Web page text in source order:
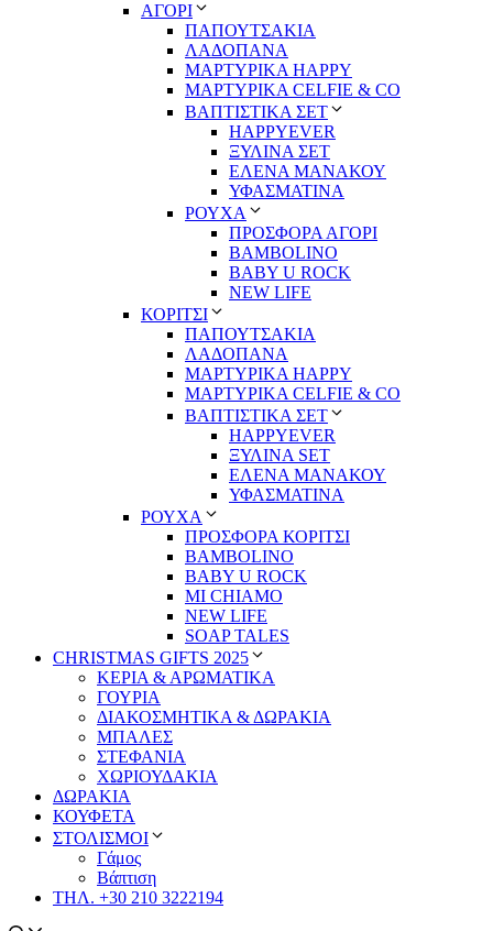
ΑΓΟΡΙ
ΠΑΠΟΥΤΣΑΚΙΑ
ΛΑΔΟΠΑΝΑ
ΜΑΡΤΥΡΙΚΑ HAPPY
ΜΑΡΤΥΡΙΚΑ CELFIE & CO
ΒΑΠΤΙΣΤΙΚΑ ΣΕΤ
HAPPYEVER
ΞΥΛΙΝΑ ΣΕΤ
ΕΛΕΝΑ ΜΑΝΑΚΟΥ
ΥΦΑΣΜΑΤΙΝΑ
ΡΟΥΧΑ
ΠΡΟΣΦΟΡΑ ΑΓΟΡΙ
BAMBOLINO
BABY U ROCK
NEW LIFE
ΚΟΡΙΤΣΙ
ΠΑΠΟΥΤΣΑΚΙΑ
ΛΑΔΟΠΑΝΑ
ΜΑΡΤΥΡΙΚΑ HAPPY
ΜΑΡΤΥΡΙΚΑ CELFIE & CO
ΒΑΠΤΙΣΤΙΚΑ ΣΕΤ
HAPPYEVER
ΞΥΛΙΝΑ SET
ΕΛΕΝΑ ΜΑΝΑΚΟΥ
ΥΦΑΣΜΑΤΙΝΑ
ΡΟΥΧΑ
ΠΡΟΣΦΟΡΑ ΚΟΡΙΤΣΙ
BAMBOLINO
BABY U ROCK
MI CHIAMO
NEW LIFE
SOAP TALES
CHRISTMAS GIFTS 2025
ΚΕΡΙΑ & ΑΡΩΜΑΤΙΚΑ
ΓΟΥΡΙΑ
ΔΙΑΚΟΣΜΗΤΙΚΑ & ΔΩΡΑΚΙΑ
ΜΠΑΛΕΣ
ΣΤΕΦΑΝΙΑ
ΧΩΡΙΟΥΔΑΚΙΑ
ΔΩΡΑΚΙΑ
ΚΟΥΦΕΤΑ
ΣΤΟΛΙΣΜΟΙ
Γάμος
Βάπτιση
ΤΗΛ. +30 210 3222194